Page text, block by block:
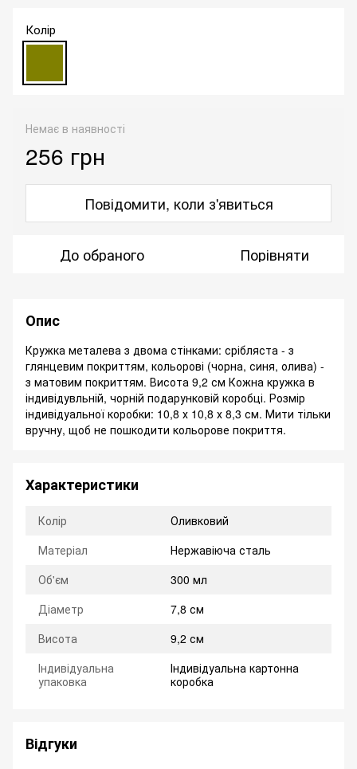
Колір
Немає в наявності
256 грн
Повідомити, коли з'явиться
До обраного Порівняти
Опис
Кружка металева з двома стінками: срібляста - з
глянцевим покриттям, кольорові (чорна, синя, олива) -
з матовим покриттям. Висота 9,2 см Кожна кружка в
індивідувльній, чорній подарунковій коробці. Розмір
індивідуальної коробки: 10,8 х 10,8 х 8,3 см. Мити тільки
вручну, щоб не пошкодити кольорове покриття.
Характеристики
Колір
Оливковий
Матеріал
Нержавіюча сталь
Об'єм
300 мл
Діаметр
7,8 см
Висота
9,2 см
Індивідуальна
упаковка
Індивідуальна картонна
коробка
Відгуки